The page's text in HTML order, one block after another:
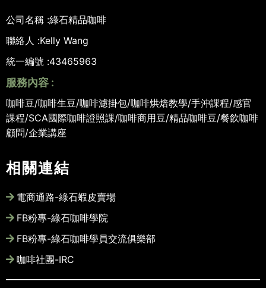
公司名稱 :綠石精品咖啡
聯絡人 :Kelly Wang
統一編號 :43465963
服務內容 :
咖啡豆/咖啡生豆/咖啡濾掛包/咖啡烘焙教學/手沖課程/感官
課程/SCA國際咖啡證照課/咖啡商用豆/精品咖啡豆/餐飲咖啡
顧問/企業講座
相關連結
電商通路-綠石蝦皮賣場
FB粉專-綠石咖啡學院
FB粉專-綠石咖啡學員交流俱樂部
咖啡社團-IRC